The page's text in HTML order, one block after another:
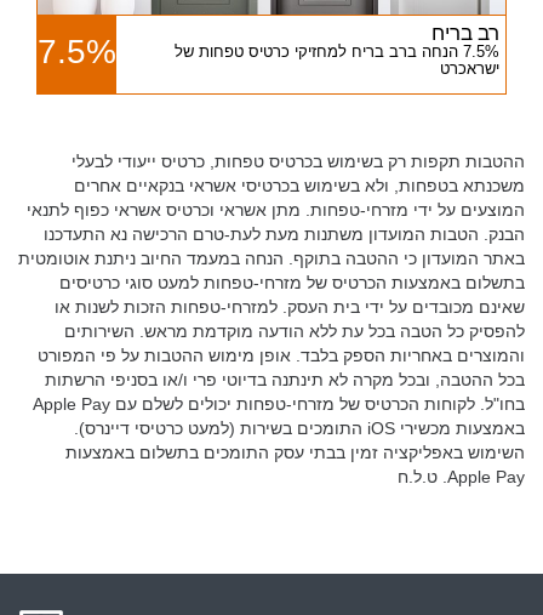
רב בריח
7.5% הנחה ברב בריח למחזיקי כרטיס טפחות של
ישראכרט
7.5%
ההטבות תקפות רק בשימוש בכרטיס טפחות, כרטיס ייעודי לבעלי
משכנתא בטפחות, ולא בשימוש בכרטיסי אשראי בנקאיים אחרים
המוצעים על ידי מזרחי-טפחות. מתן אשראי וכרטיס אשראי כפוף לתנאי
הבנק. הטבות המועדון משתנות מעת לעת-טרם הרכישה נא התעדכנו
באתר המועדון כי ההטבה בתוקף. הנחה במעמד החיוב ניתנת אוטומטית
בתשלום באמצעות הכרטיס של מזרחי-טפחות למעט סוגי כרטיסים
שאינם מכובדים על ידי בית העסק. למזרחי-טפחות הזכות לשנות או
להפסיק כל הטבה בכל עת ללא הודעה מוקדמת מראש. השירותים
והמוצרים באחריות הספק בלבד. אופן מימוש ההטבות על פי המפורט
בכל ההטבה, ובכל מקרה לא תינתנה בדיוטי פרי ו/או בסניפי הרשתות
בחו"ל. לקוחות הכרטיס של מזרחי-טפחות יכולים לשלם עם Apple Pay
באמצעות מכשירי iOS התומכים בשירות (למעט כרטיסי דיינרס).
השימוש באפליקציה זמין בבתי עסק התומכים בתשלום באמצעות
Apple Pay. ט.ל.ח